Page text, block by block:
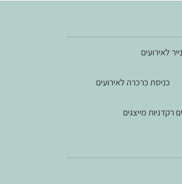
לאירועים
כניסת כרכרה לאירועים
רקדניות מייצגים